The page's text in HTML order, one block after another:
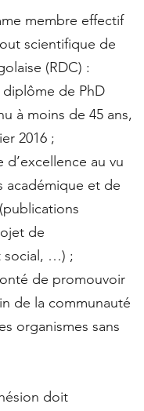
membre effectif
scientifique de
(RDC) :
de PhD
à moins de 45 ans,
2016 ;
d’excellence au vu
académique et de
de
social, …) ;
de promouvoir
de la communauté
organismes sans
doit